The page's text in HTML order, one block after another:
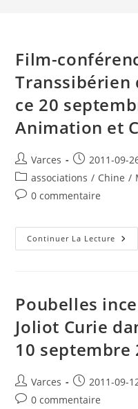
Film-
Transsibérien
ce 20
Animation et
Auteur/autrice
de
la
publication :
Varces
Publication
publiée :
2011-09-
Post
category:
associations / Chine /
Commentaires
la
publication :
0 commentaire
Continuer La Lecture Film-
Été
Ce
20
Poubelles
Joliot Curie
10 septembre
Auteur/autrice
de
Varces
Publication
publiée :
2011-09-
Commentaires
0 commentaire